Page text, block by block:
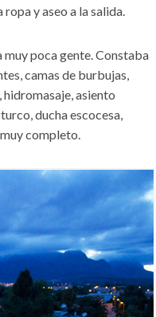
y aseo a la salida.
muy poca gente. Constaba
camas de burbujas,
asiento
ducha escocesa,
completo.